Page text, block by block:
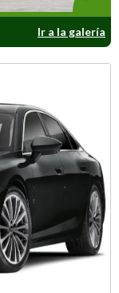
Ir a la galería